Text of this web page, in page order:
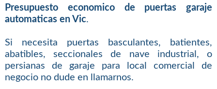
Presupuesto economico de puertas garaje
automaticas en Vic.
Si necesita puertas basculantes, batientes,
abatibles, seccionales de nave industrial, o
persianas de garaje para local comercial de
negocio no dude en llamarnos.